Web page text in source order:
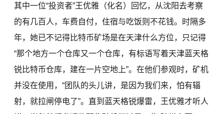
其中一位“投资者”王优雅（化名）回忆，从沈阳去考察
的有几百人，车费自付，住宿与吃饭则不花钱。时隔多
年，她已不记得比特币矿场是在天津什么方位，只记得
“那个地方一个仓库又一个仓库，有标语写着天津蓝天格
锐比特币仓库，建在一片空地上”。在他们参观时，矿机
并没在使用，“团队的头儿讲，是因为我们来，怕有辐
射，就拉闸停电了”。直到蓝天格锐爆雷，王优雅才听人